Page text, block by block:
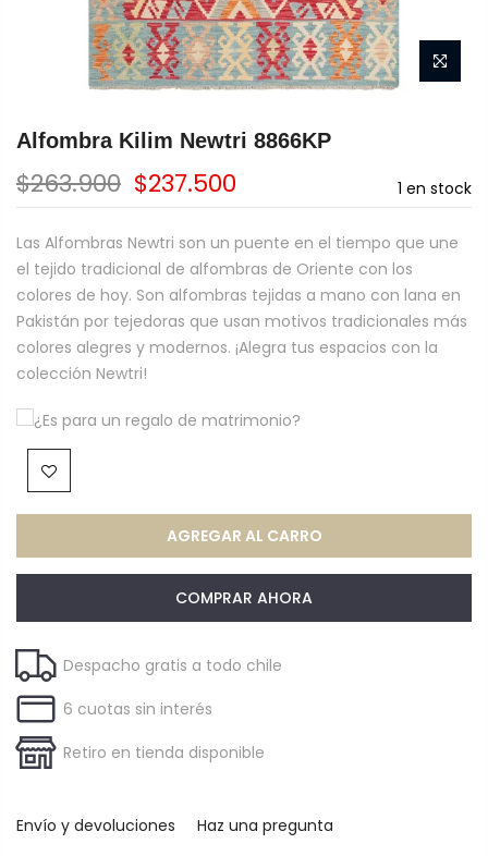
Alfombra Kilim Newtri 8866KP
1 en stock
$263.900 $237.500
Las Alfombras Newtri son un puente en el tiempo que une
el tejido tradicional de alfombras de Oriente con los
colores de hoy. Son alfombras tejidas a mano con lana en
Pakistán por tejedoras que usan motivos tradicionales más
colores alegres y modernos. ¡Alegra tus espacios con la
colección Newtri!
¿Es para un regalo de matrimonio?
AGREGAR AL CARRO
COMPRAR AHORA
Despacho gratis a todo chile
6 cuotas sin interés
Retiro en tienda disponible
Envío y devoluciones Haz una pregunta